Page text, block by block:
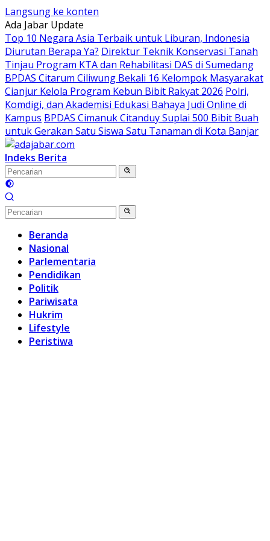
Langsung ke konten
Ada Jabar Update
Top 10 Negara Asia Terbaik untuk Liburan, Indonesia
Diurutan Berapa Ya? Direktur Teknik Konservasi Tanah
Tinjau Program KTA dan Rehabilitasi DAS di Sumedang
BPDAS Citarum Ciliwung Bekali 16 Kelompok Masyarakat
Cianjur Kelola Program Kebun Bibit Rakyat 2026 Polri,
Komdigi, dan Akademisi Edukasi Bahaya Judi Online di
Kampus BPDAS Cimanuk Citanduy Suplai 500 Bibit Buah
untuk Gerakan Satu Siswa Satu Tanaman di Kota Banjar
Indeks Berita
Beranda
Nasional
Parlementaria
Pendidikan
Politik
Pariwisata
Hukrim
Lifestyle
Peristiwa